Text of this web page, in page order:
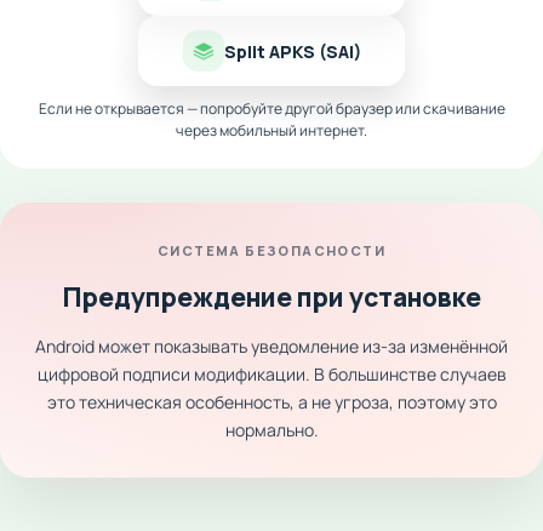
Split APKS (SAI)
Если не открывается — попробуйте другой браузер или скачивание
через мобильный интернет.
СИСТЕМА БЕЗОПАСНОСТИ
Предупреждение при установке
Android может показывать уведомление из-за изменённой
цифровой подписи модификации. В большинстве случаев
это техническая особенность, а не угроза, поэтому это
нормально.